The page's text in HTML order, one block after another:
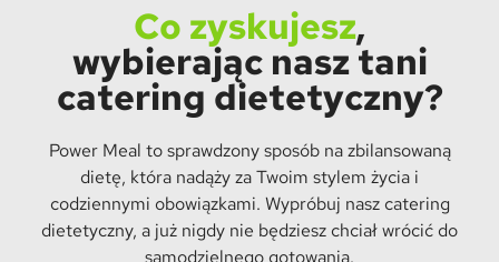
Co zyskujesz,
wybierając nasz tani
catering dietetyczny?
Power Meal to sprawdzony sposób na zbilansowaną
dietę, która nadąży za Twoim stylem życia i
codziennymi obowiązkami. Wypróbuj nasz catering
dietetyczny, a już nigdy nie będziesz chciał wrócić do
samodzielnego gotowania.